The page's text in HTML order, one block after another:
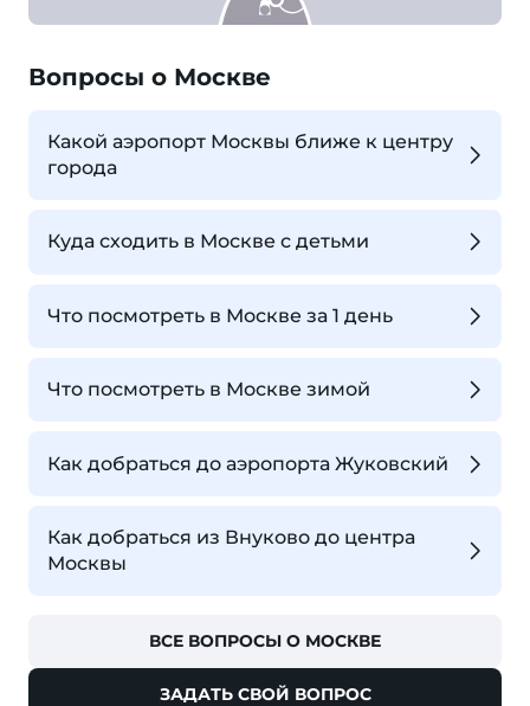
Вопросы о Москве
Какой аэропорт Москвы ближе к центру
города
Куда сходить в Москве с детьми
Что посмотреть в Москве за 1 день
Что посмотреть в Москве зимой
Как добраться до аэропорта Жуковский
Как добраться из Внуково до центра
Москвы
ВСЕ ВОПРОСЫ О МОСКВЕ
ЗАДАТЬ СВОЙ ВОПРОС